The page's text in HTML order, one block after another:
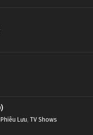
Phiêu Lưu, TV Shows